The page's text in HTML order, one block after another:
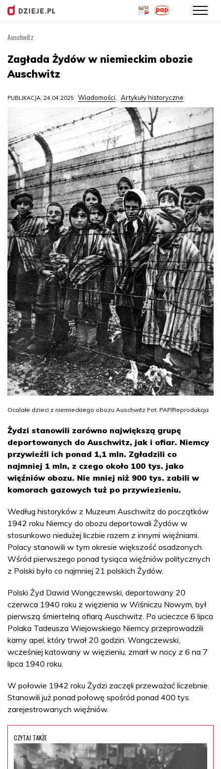
treści
Auschwitz
Zagłada Żydów w niemieckim obozie
Auschwitz
PUBLIKACJA: 24.04.2025 Wiadomości, Artykuły historyczne
Ocalałe dzieci z niemieckiego obozu Auschwitz Fot. PAP/Reprodukcja
Żydzi stanowili zarówno największą grupę
deportowanych do Auschwitz, jak i ofiar. Niemcy
przywieźli ich ponad 1,1 mln. Zgładzili co
najmniej 1 mln, z czego około 100 tys. jako
więźniów obozu. Nie mniej niż 900 tys. zabili w
komorach gazowych tuż po przywiezieniu.
Według historyków z Muzeum Auschwitz do początków
1942 roku Niemcy do obozu deportowali Żydów w
stosunkowo niedużej liczbie razem z innymi więźniami.
Polacy stanowili w tym okresie większość osadzonych.
Wśród pierwszego ponad tysiąca więźniów politycznych
z Polski było co najmniej 21 polskich Żydów.
Polski Żyd Dawid Wongczewski, deportowany 20
czerwca 1940 roku z więzienia w Wiśniczu Nowym, był
pierwszą śmiertelną ofiarą Auschwitz. Po ucieczce 6 lipca
Polaka Tadeusza Wiejowskiego Niemcy przeprowadzili
karny apel, który trwał 20 godzin. Wongczewski,
wcześniej katowany w więzieniu, zmarł w nocy z 6 na 7
lipca 1940 roku.
W połowie 1942 roku Żydzi zaczęli przeważać liczebnie.
Stanowili już ponad połowę spośród ponad 400 tys.
zarejestrowanych więźniów.
CZYTAJ TAKŻE